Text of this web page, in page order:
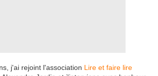
j'ai rejoint l'association Lire et faire lire